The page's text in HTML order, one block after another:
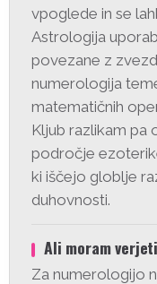
vpoglede in se
Astrologija
povezane z
numerologija
matematičnih
Kljub razlikam pa
področje
ki iščejo globlje
duhovnosti.
Ali moram
Za numerologijo